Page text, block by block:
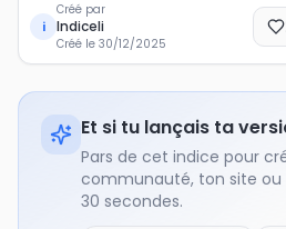
i
Créé par
Indiceli
Créé le 30/12/2025
Et si tu lançais ta
Pars de cet indice pour
communauté, ton site
30 secondes.